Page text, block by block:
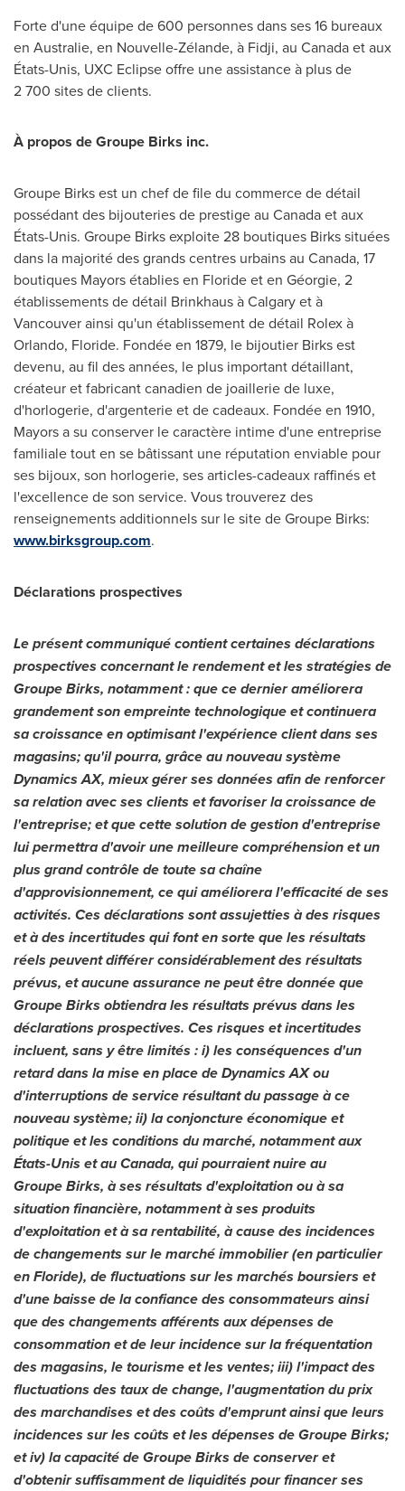
Forte d'une équipe de 600 personnes dans ses 16 bureaux
en Australie, en Nouvelle-Zélande, à Fidji, au Canadaet aux
États-Unis, UXC Eclipse offre une assistance à plus de
2 700 sites de clients.
À propos de Groupe Birks inc.
Groupe Birks est un chef de file du commerce de détail
possédant des bijouteries de prestige au Canadaet aux
États-Unis. Groupe Birks exploite 28 boutiques Birks situées
dans la majorité des grands centres urbains au Canada, 17
boutiques Mayors établies en Floride et en Géorgie, 2
établissements de détail Brinkhaus àCalgaryet à
Vancouverainsi qu'un établissement de détail Rolex à
Orlando, Floride. Fondée en 1879, le bijoutier Birks est
devenu, au fil des années, le plus important détaillant,
créateur et fabricant canadien de joaillerie de luxe,
d'horlogerie, d'argenterie et de cadeaux. Fondée en 1910,
Mayors a su conserver le caractère intime d'une entreprise
familiale tout en se bâtissant une réputation enviable pour
ses bijoux, son horlogerie, ses articles-cadeaux raffinés et
l'excellence de son service. Vous trouverez des
renseignements additionnels sur le site de Groupe Birks:
www.birksgroup.com.
Déclarations prospectives
Le présent communiqué contient certaines déclarations
prospectives concernant le rendement et les stratégies de
Groupe Birks, notamment : que ce dernier améliorera
grandement son empreinte technologique et continuera
sa croissance en optimisant l'expérience client dans ses
magasins; qu'il pourra, grâce au nouveau système
Dynamics AX, mieux gérer ses données afin de renforcer
sa relation avec ses clients et favoriser la croissance de
l'entreprise; et que cette solution de gestion d'entreprise
lui permettra d'avoir une meilleure compréhension et un
plus grand contrôle de toute sa chaîne
d'approvisionnement, ce qui améliorera l'efficacité de ses
activités. Ces déclarations sont assujetties à des risques
et à des incertitudes qui font en sorte que les résultats
réels peuvent différer considérablement des résultats
prévus, et aucune assurance ne peut être donnée que
Groupe Birks obtiendra les résultats prévus dans les
déclarations prospectives. Ces risques et incertitudes
incluent, sans y être limités : i) les conséquences d'un
retard dans la mise en place de Dynamics AX ou
d'interruptions de service résultant du passage à ce
nouveau système; ii) la conjoncture économique et
politique et les conditions du marché, notamment aux
États-Unis et auCanada, qui pourraient nuire au
Groupe Birks, à ses résultats d'exploitation ou à sa
situation financière, notamment à ses produits
d'exploitation et à sa rentabilité, à cause des incidences
de changements sur le marché immobilier (en particulier
en Floride), de fluctuations sur les marchés boursiers et
d'une baisse de la confiance des consommateurs ainsi
que des changements afférents aux dépenses de
consommation et de leur incidence sur la fréquentation
des magasins, le tourisme et les ventes; iii) l'impact des
fluctuations des taux de change, l'augmentation du prix
des marchandises et des coûts d'emprunt ainsi que leurs
incidences sur les coûts et les dépenses de Groupe Birks;
et iv) la capacité de Groupe Birks de conserver et
d'obtenir suffisamment de liquidités pour financer ses